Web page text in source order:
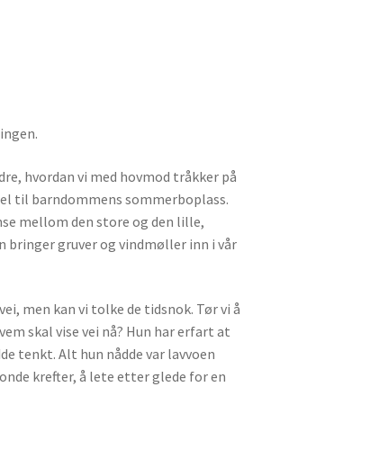
hvordan vi med hovmod tråkker på
til barndommens sommerboplass.
mellom den store og den lille,
bringer gruver og vindmøller inn i vår
men kan vi tolke de tidsnok. Tør vi å
skal vise vei nå? Hun har erfart at
tenkt. Alt hun nådde var lavvoen
krefter, å lete etter glede for en